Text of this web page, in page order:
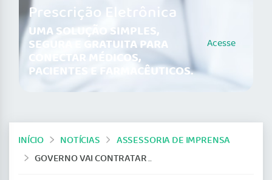
Prescrição Eletrônica
UMA SOLUÇÃO SIMPLES,
SEGURA E GRATUITA PARA
CONECTAR MÉDICOS,
PACIENTES E FARMACÊUTICOS.
Acesse
INÍCIO NOTÍCIAS
ASSESSORIA DE IMPRENSA
GOVERNO VAI CONTRATAR 100 NOVOS MÉDICOS